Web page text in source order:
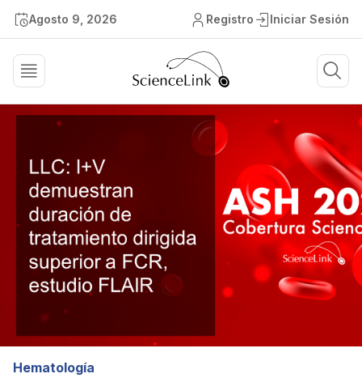
Agosto 9, 2026 Registro Iniciar Sesión
Hematología